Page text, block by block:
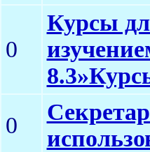
0
Курсы
0